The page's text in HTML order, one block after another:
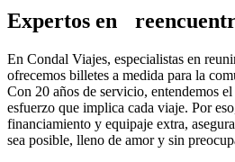
Expertos en
En Condal Viajes, especialistas en
ofrecemos billetes a medida para la
Con 20 años de servicio, entendemos
esfuerzo que implica cada viaje. Por
financiamiento y equipaje extra,
sea posible, lleno de amor y sin